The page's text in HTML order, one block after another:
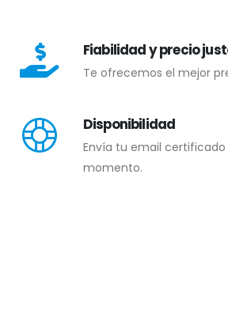
Fiabilidad y precio
Te ofrecemos el mejor
Disponibilidad
Envía tu email
momento.